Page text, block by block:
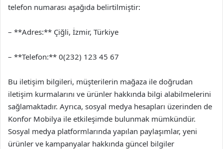
telefon numarası aşağıda belirtilmiştir:
– **Adres:** Çiğli, İzmir, Türkiye
– **Telefon:** 0(232) 123 45 67
Bu iletişim bilgileri, müşterilerin mağaza ile doğrudan
iletişim kurmalarını ve ürünler hakkında bilgi alabilmelerini
sağlamaktadır. Ayrıca, sosyal medya hesapları üzerinden de
Konfor Mobilya ile etkileşimde bulunmak mümkündür.
Sosyal medya platformlarında yapılan paylaşımlar, yeni
ürünler ve kampanyalar hakkında güncel bilgiler